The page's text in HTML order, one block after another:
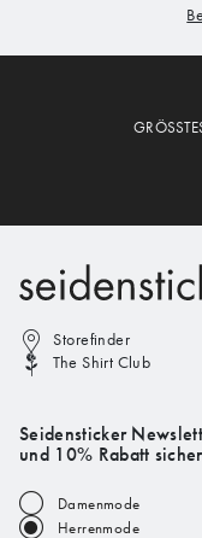
Storefinder
The Shirt Club
Seidensticker
und 10% Rabatt
Damenmode
Herrenmode